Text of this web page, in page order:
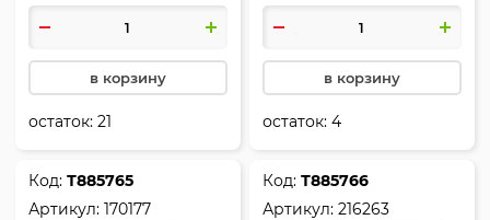
в корзину
остаток:21
в корзину
остаток:4
Код:Т885765
Артикул:170177
Код:Т885766
Артикул:216263